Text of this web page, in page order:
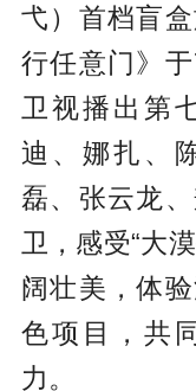
弋）首档盲
行任意门》
卫视播出第
迪、娜扎、
磊、张云龙
卫，感受“大
阔壮美，体
色项目，共
力。